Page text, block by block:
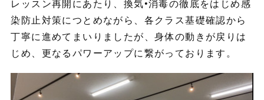
レッスン再開にあたり、換気•消毒の徹底をはじめ感
染防止対策につとめながら、各クラス基礎確認から
丁寧に進めてまいりましたが、身体の動きが戻りは
じめ、更なるパワーアップに繋がっております。